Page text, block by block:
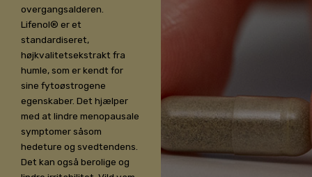
overgangsalderen.
Lifenol® er et
standardiseret,
højkvalitetsekstrakt fra
humle, som er kendt for
sine fytoøstrogene
egenskaber. Det hjælper
med at lindre menopausale
symptomer såsom
hedeture og svedtendens.
Det kan også berolige og